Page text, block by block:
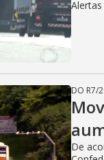
DO R7/
De